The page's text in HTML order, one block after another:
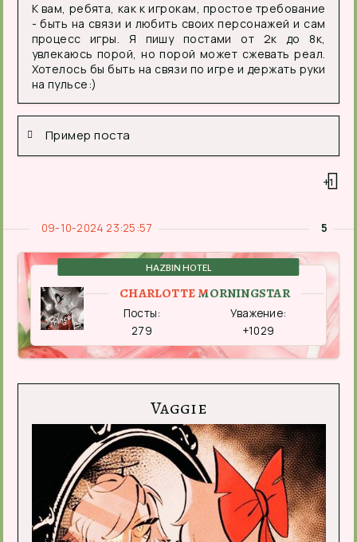
К вам, ребята, как к игрокам, простое требование
- быть на связи и любить своих персонажей и сам
процесс игры. Я пишу постами от 2к до 8к,
увлекаюсь порой, но порой может сжевать реал.
Хотелось бы быть на связи по игре и держать руки
на пульсе:)
Пример поста
+1
5
09-10-2024 23:25:57
CHARLOTTE MORNINGSTAR
HAZBIN HOTEL
Уважение:
+1029
Посты:
279
Vaggie